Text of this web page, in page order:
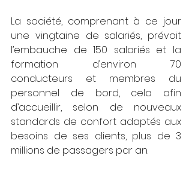
La société, comprenant à ce jour
une vingtaine de salariés, prévoit
l’embauche de 150 salariés et la
formation d’environ 70
conducteurs et membres du
personnel de bord, cela afin
d’accueillir, selon de nouveaux
standards de confort adaptés aux
besoins de ses clients, plus de 3
millions de passagers par an.